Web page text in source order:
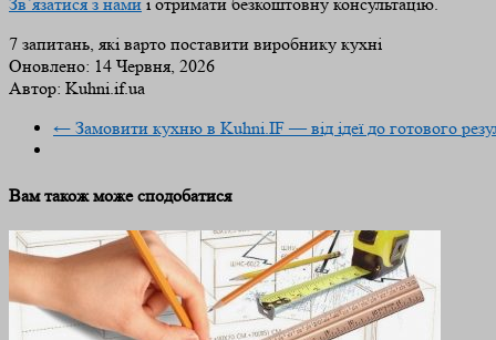
7 запитань, які варто поставити виробнику кухні
Оновлено: 14 Червня, 2026
Автор: Kuhni.if.ua
← Замовити кухню в Kuhni.IF — від ідеї до готового
Вам також може сподобатися